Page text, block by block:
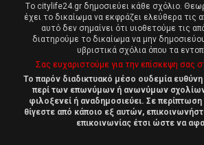
Tο citylife24.gr δημοσιεύει κάθε σχόλιο.
έχει το δικαίωμα να εκφράζει ελεύθερα τις
αυτό δεν σημαίνει ότι υιοθετούμε τις
διατηρούμε το δικαίωμα να μην
υβριστικά σχόλια όπου τα
Σας ευχαριστούμε για την επίσκεψη σας
Το παρόν διαδικτυακό μέσο ουδεμία
περί των επωνύμων ή ανωνύμων
φιλοξενεί ή αναδημοσιεύει. Σε
θίγεστε από κάποιο εξ αυτών,
επικοινωνίας έτσι ώστε να